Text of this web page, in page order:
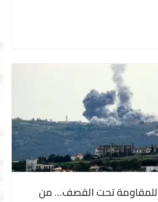
تحت القصف… من